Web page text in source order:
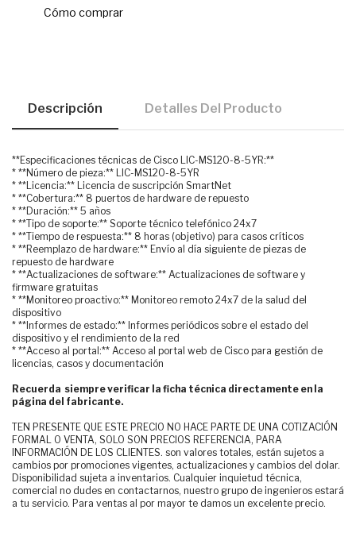
Cómo comprar
Descripción Detalles Del Producto
**Especificaciones técnicas de Cisco LIC-MS120-8-5YR:**
* **Número de pieza:** LIC-MS120-8-5YR
* **Licencia:** Licencia de suscripción SmartNet
* **Cobertura:** 8 puertos de hardware de repuesto
* **Duración:** 5 años
* **Tipo de soporte:** Soporte técnico telefónico 24x7
* **Tiempo de respuesta:** 8 horas (objetivo) para casos críticos
* **Reemplazo de hardware:** Envío al día siguiente de piezas de
repuesto de hardware
* **Actualizaciones de software:** Actualizaciones de software y
firmware gratuitas
* **Monitoreo proactivo:** Monitoreo remoto 24x7 de la salud del
dispositivo
* **Informes de estado:** Informes periódicos sobre el estado del
dispositivo y el rendimiento de la red
* **Acceso al portal:** Acceso al portal web de Cisco para gestión de
licencias, casos y documentación
Recuerda siempre verificar la ficha técnica directamente en la
página del fabricante.
TEN PRESENTE QUE ESTE PRECIO NO HACE PARTE DE UNA COTIZACIÓN
FORMAL O VENTA, SOLO SON PRECIOS REFERENCIA, PARA
INFORMACIÓN DE LOS CLIENTES. son valores totales, están sujetos a
cambios por promociones vigentes, actualizaciones y cambios del dolar.
Disponibilidad sujeta a inventarios. Cualquier inquietud técnica,
comercial no dudes en contactarnos, nuestro grupo de ingenieros estará
a tu servicio. Para ventas al por mayor te damos un excelente precio.